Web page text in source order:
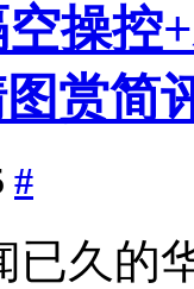
操控
赏简
#
已久的